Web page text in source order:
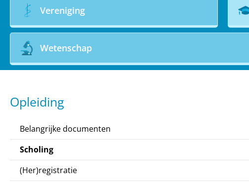
Vereniging
Wetenschap
Opleiding
Belangrijke documenten
Scholing
(Her)registratie